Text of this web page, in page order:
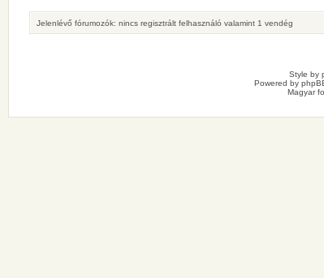
Jelenlévő fórumozók: nincs regisztrált felhasználó valamint 1 vendég
Style by
Powered by
Magyar